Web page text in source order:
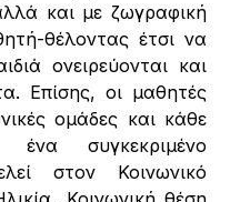
και με ζωγραφική
θέλοντας έτσι να
ονειρεύονται και
Επίσης, οι μαθητές
ομάδες και κάθε
συγκεκριμένο
στον Κοινωνικό